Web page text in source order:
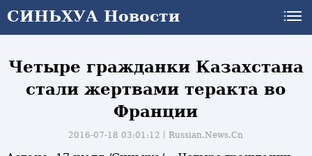
СИНЬХУА Новости
Четыре гражданки Казахстана
стали жертвами теракта во
Франции
2016-07-18 03:01:12丨Russian.News.Cn